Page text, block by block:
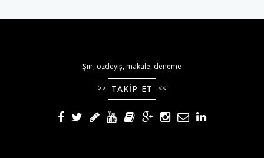
Şiir, özdeyiş, makale, deneme
>> TAKIP ET <<